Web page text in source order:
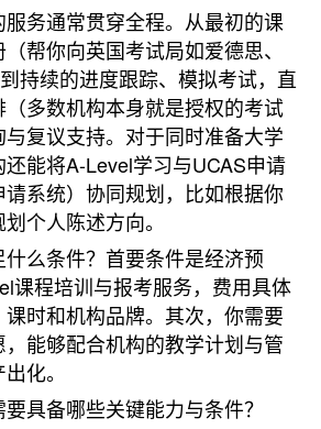
务通常贯穿全程。从最初的课
帮你向英国考试局如爱德思、
持续的进度跟踪、模拟考试，直
多数机构本身就是授权的考试
复议支持。对于同时准备大学
能将A-Level学习与UCAS申请
请系统）协同规划，比如根据你
个人陈述方向。
么条件？首要条件是经济预
课程培训与报考服务，费用具体
时和机构品牌。其次，你需要
能够配合机构的教学计划与管
化。
具备哪些关键能力与条件？